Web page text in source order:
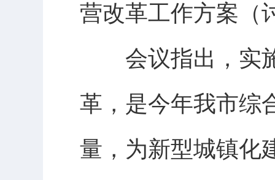
营改革工作方案（
会议指出，实
革，是今年我市综
量，为新型城镇化